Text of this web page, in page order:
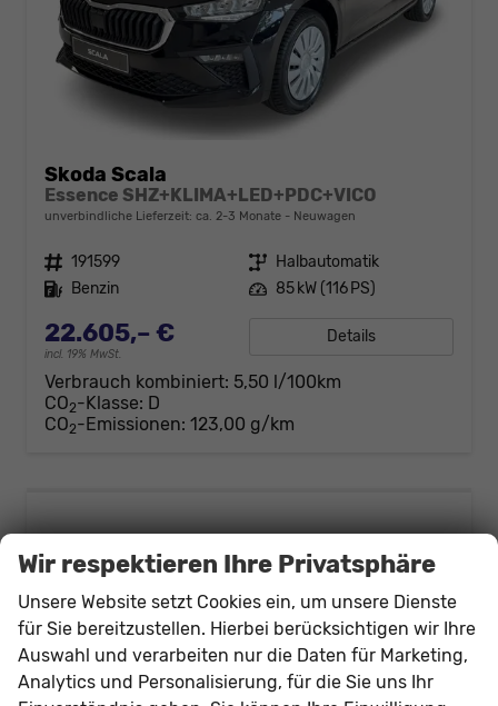
Skoda Scala
Essence SHZ+KLIMA+LED+PDC+VICO
unverbindliche Lieferzeit: ca. 2-3 Monate Neuwagen
Fahrzeugnr. 191599 Getriebe Halbautomatik
Kraftstoff Benzin Leistung 85 kW (116 PS)
22.605,– €
incl. 19% MwSt.
Details
Verbrauch kombiniert: 5,50 l/100km
CO2-Klasse: D
CO2-Emissionen: 123,00 g/km
Wir respektieren Ihre Privatsphäre
Unsere Website setzt Cookies ein, um unsere Dienste
für Sie bereitzustellen. Hierbei berücksichtigen wir Ihre
Auswahl und verarbeiten nur die Daten für Marketing,
Analytics und Personalisierung, für die Sie uns Ihr